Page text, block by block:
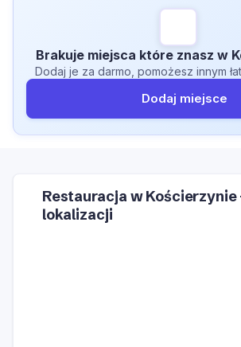
Brakuje miejsca które znasz w
Dodaj je za darmo, pomożesz innym
Dodaj miejsce
Restauracja w Kościerzynie
lokalizacji